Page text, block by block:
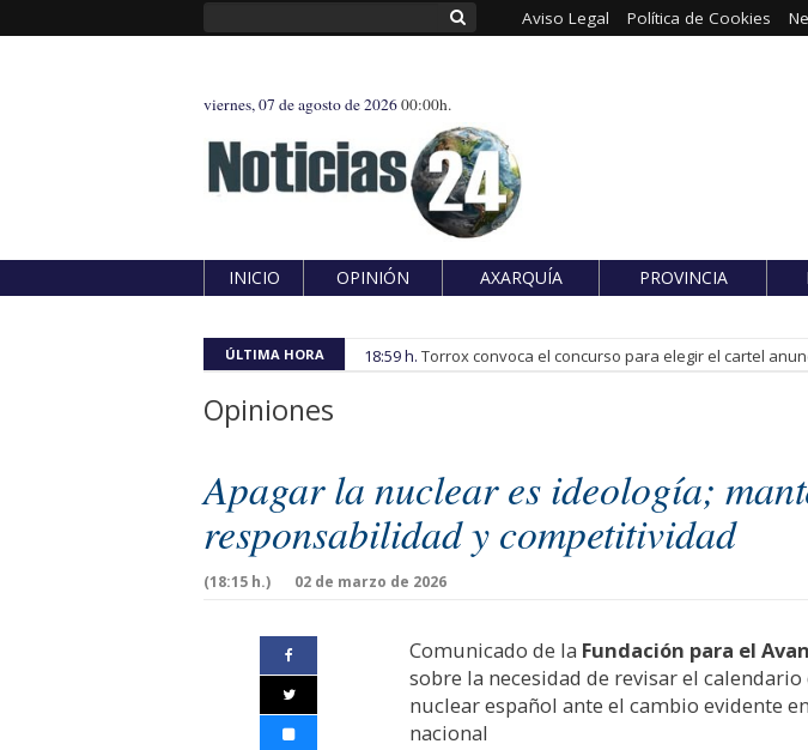
Aviso Legal Política de Cookies
viernes, 07 de agosto de 202600:00h.
INICIO OPINIÓN AXARQUÍA PROVINCIA
ÚLTIMA HORA 18:59 h. Torrox convoca el concurso para elegir el cartel
Opiniones
Apagar la nuclear es ideología;
responsabilidad y competitividad
02 de marzo de 2026
(18:15 h.)
Comunicado de la Fundación para el
sobre la necesidad de revisar el
nuclear español ante el cambio evidente
nacional